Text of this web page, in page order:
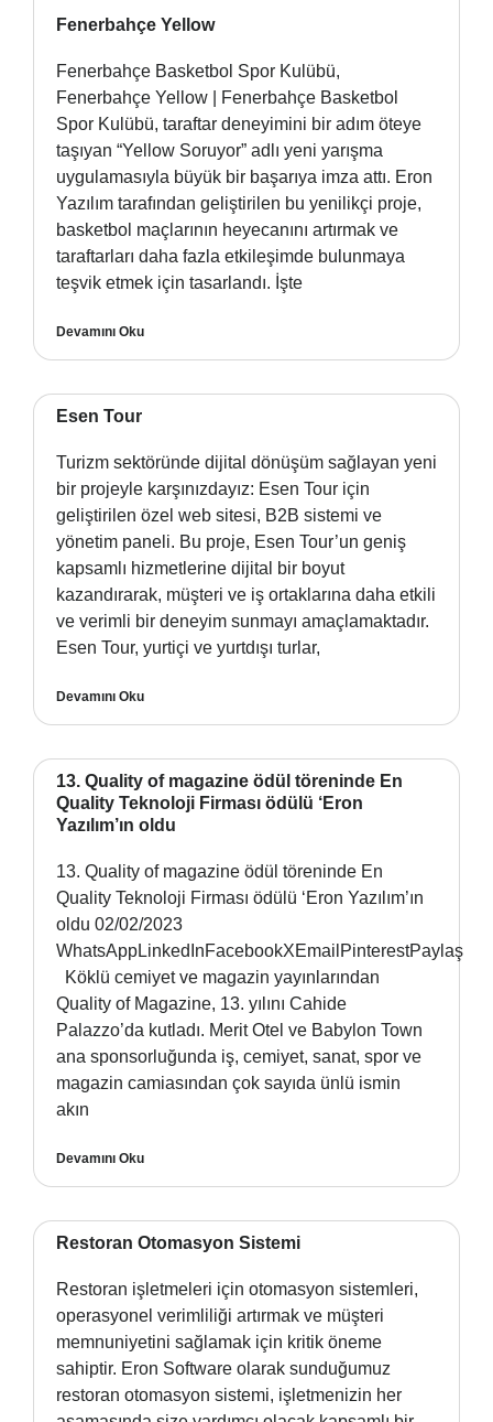
Fenerbahçe Yellow
Fenerbahçe Basketbol Spor Kulübü,
Fenerbahçe Yellow | Fenerbahçe Basketbol
Spor Kulübü, taraftar deneyimini bir adım öteye
taşıyan “Yellow Soruyor” adlı yeni yarışma
uygulamasıyla büyük bir başarıya imza attı. Eron
Yazılım tarafından geliştirilen bu yenilikçi proje,
basketbol maçlarının heyecanını artırmak ve
taraftarları daha fazla etkileşimde bulunmaya
teşvik etmek için tasarlandı. İşte
Devamını Oku
Esen Tour
Turizm sektöründe dijital dönüşüm sağlayan yeni
bir projeyle karşınızdayız: Esen Tour için
geliştirilen özel web sitesi, B2B sistemi ve
yönetim paneli. Bu proje, Esen Tour’un geniş
kapsamlı hizmetlerine dijital bir boyut
kazandırarak, müşteri ve iş ortaklarına daha etkili
ve verimli bir deneyim sunmayı amaçlamaktadır.
Esen Tour, yurtiçi ve yurtdışı turlar,
Devamını Oku
13. Quality of magazine ödül töreninde En
Quality Teknoloji Firması ödülü ‘Eron
Yazılım’ın oldu
13. Quality of magazine ödül töreninde En
Quality Teknoloji Firması ödülü ‘Eron Yazılım’ın
oldu 02/02/2023
WhatsAppLinkedInFacebookXEmailPinterestPaylaş
Köklü cemiyet ve magazin yayınlarından
Quality of Magazine, 13. yılını Cahide
Palazzo’da kutladı. Merit Otel ve Babylon Town
ana sponsorluğunda iş, cemiyet, sanat, spor ve
magazin camiasından çok sayıda ünlü ismin
akın
Devamını Oku
Restoran Otomasyon Sistemi
Restoran işletmeleri için otomasyon sistemleri,
operasyonel verimliliği artırmak ve müşteri
memnuniyetini sağlamak için kritik öneme
sahiptir. Eron Software olarak sunduğumuz
restoran otomasyon sistemi, işletmenizin her